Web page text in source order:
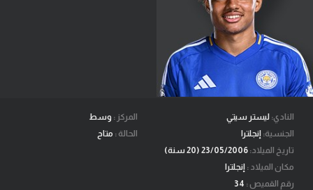
الرئيسية
أخبار
ميركاتو
فانتازي في الجول
مسابقة التوقعات
فيديوهات
النادي: ليستر سيتي
الجنسية: إنجلترا
تاريخ الميلاد:
مكان الميلاد : إنجلترا
رقم القميص :
المركز : وسط
الحالة : متاح